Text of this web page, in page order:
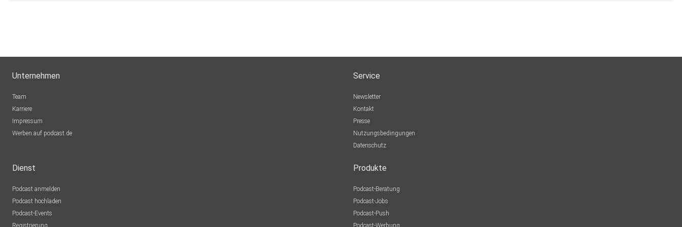
Unternehmen
Team
Karriere
Impressum
Werben auf podcast.de
Service
Newsletter
Kontakt
Presse
Nutzungsbedingungen
Datenschutz
Dienst
Podcast anmelden
Podcast hochladen
Podcast-Events
Registrierung
Produkte
Podcast-Beratung
Podcast-Jobs
Podcast-Push
Podcast-Werbung